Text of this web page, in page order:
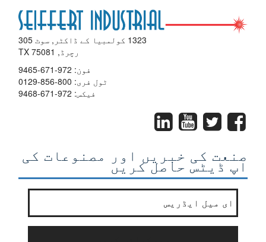
1323 کولمبیا کے ڈاکٹر, سوٹ 305
رچرڈ, TX 75081
فون: 972-671-9465
ٹول فری: 800-856-0129
فیکس: 972-671-9468
صنعت کی خبریں اور مصنوعات کی
اپ ڈیٹس حاصل کریں
ہماری نیوز لیٹر کی فہرست میں شامل ہوں? *